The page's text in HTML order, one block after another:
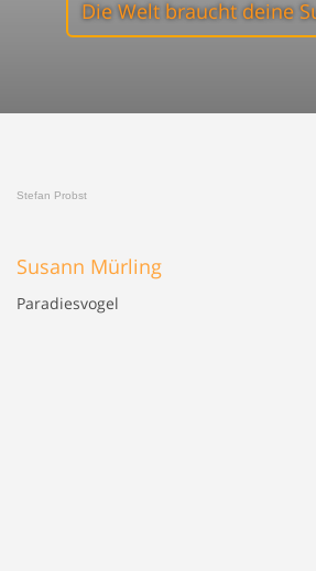
Die Welt braucht deine
Stefan Probst
Susann Mürling
Paradiesvogel